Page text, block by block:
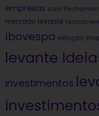
empresas euro
mercado levante
Ibovespa inflação
levante
investimentos